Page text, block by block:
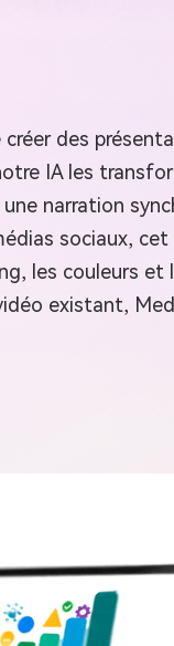
des
IA les
narration
sociaux,
les couleurs et
existant,